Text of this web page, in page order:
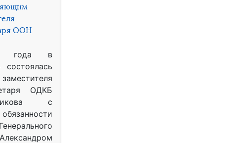
ООН
года в
ОДКБ
с